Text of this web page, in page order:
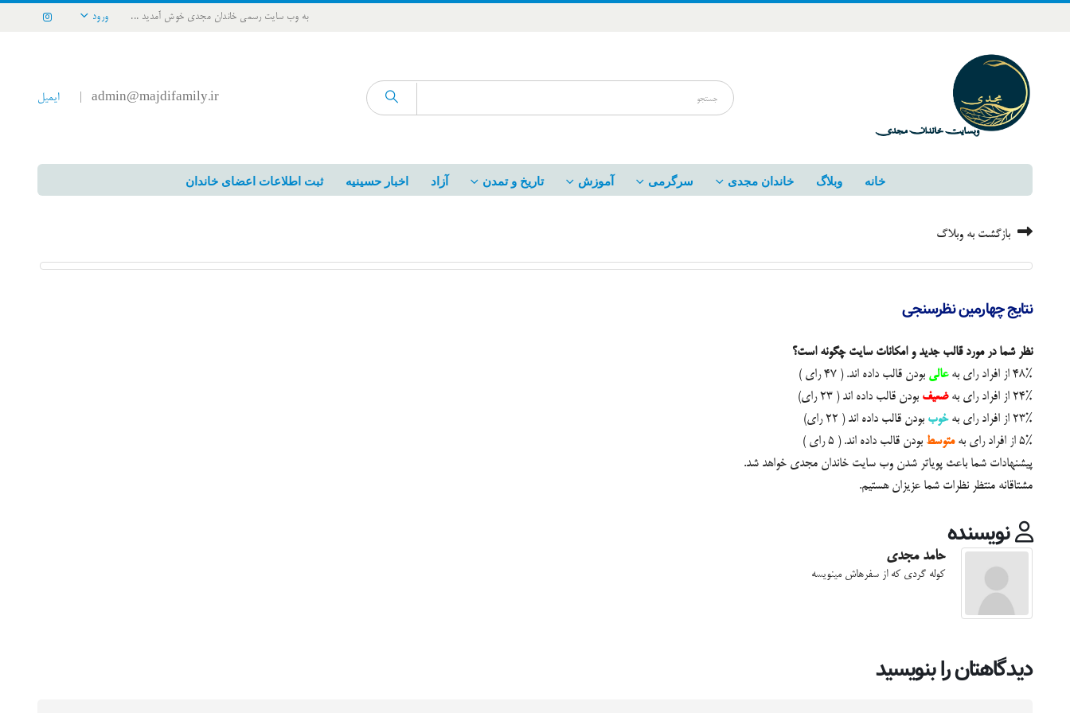
به وب سایت رسمی خاندان مجدی خوش آمدید ... ورود
admin@majdifamily.ir ایمیل
خانه وبلاگ خاندان مجدی سرگرمی آموزش تاریخ و تمدن آزاد اخبار حسینیه ثبت اطلاعات اعضای خاندان
بازگشت به وبلاگ
نتایج چهارمین نظرسنجی
نظر شما در مورد قالب جدید و امکانات سایت چگونه است؟
48% از افراد رای به
عالی بودن قالب داده اند. ( 47 رای )
24% از افراد رای به
ضعیف بودن قالب داده اند ( 23 رای)
23% از افراد رای به
خوب بودن قالب داده اند ( 22 رای)
5% از افراد رای به
متوسط بودن قالب داده اند. ( 5 رای )
پیشنهادات شما باعث پویاتر شدن وب سایت خاندان مجدی خواهد شد.
مشتاقانه منتظر نظرات شما عزیزان هستیم.
نویسنده
حامد مجدی
کوله گردی که از سفرهاش مینویسه
دیدگاهتان را بنویسید